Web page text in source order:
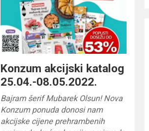
Konzum akcijski katalog
25.04.-08.05.2022.
Bajram šerif Mubarek Olsun! Nova
Konzum ponuda donosi nam
akcijske cijene prehrambenih